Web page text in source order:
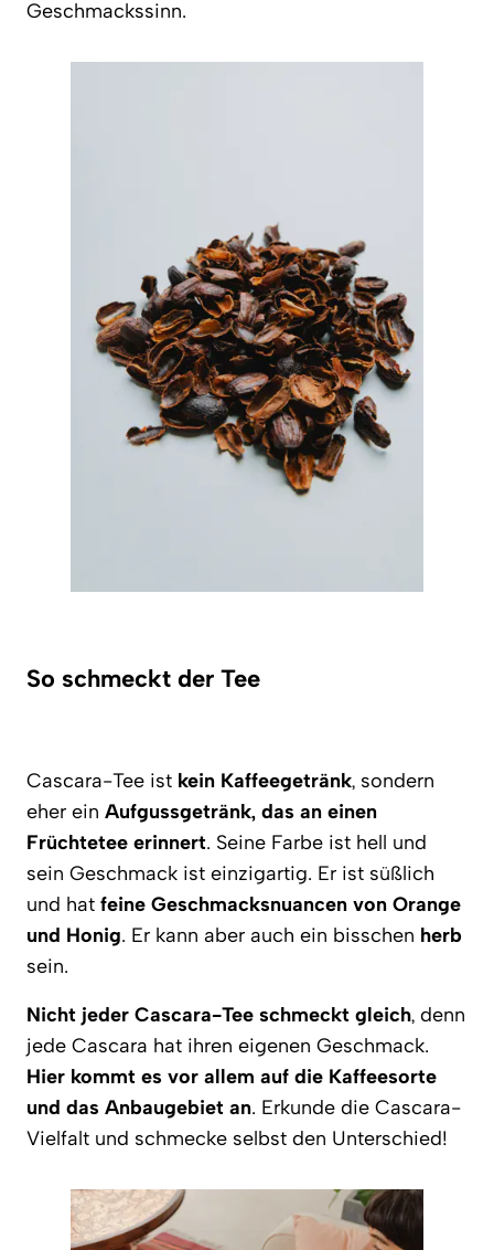
Geschmackssinn.
So schmeckt der Tee
Cascara-Tee ist kein Kaffeegetränk, sondern
eher ein Aufgussgetränk, das an einen
Früchtetee erinnert. Seine Farbe ist hell und
sein Geschmack ist einzigartig. Er ist süßlich
und hat feine Geschmacksnuancen von Orange
und Honig. Er kann aber auch ein bisschen herb
sein.
Nicht jeder Cascara-Tee schmeckt gleich, denn
jede Cascara hat ihren eigenen Geschmack.
Hier kommt es vor allem auf die Kaffeesorte
und das Anbaugebiet an. Erkunde die Cascara-
Vielfalt und schmecke selbst den Unterschied!